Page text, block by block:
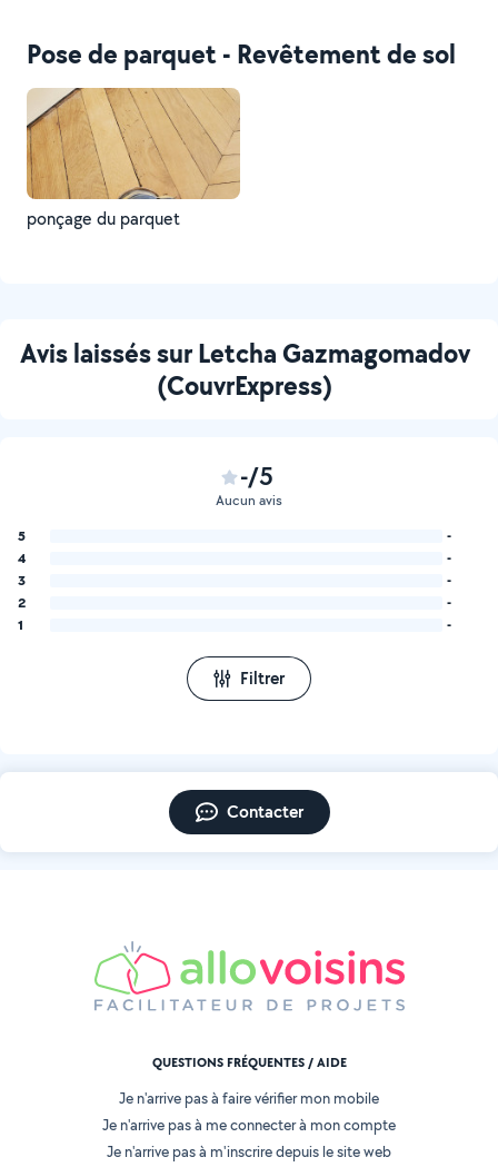
Pose de parquet - Revêtement de sol
ponçage du parquet
Avis laissés sur Letcha Gazmagomadov
(CouvrExpress)
-/5
Aucun avis
5
-
4
-
3
-
2
-
1
-
Filtrer
Contacter
QUESTIONS FRÉQUENTES / AIDE
Je n'arrive pas à faire vérifier mon mobile
Je n'arrive pas à me connecter à mon compte
Je n'arrive pas à m'inscrire depuis le site web